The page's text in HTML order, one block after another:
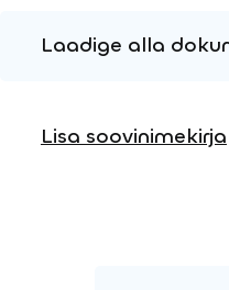
Laadige alla
Lisa soovinimekirja